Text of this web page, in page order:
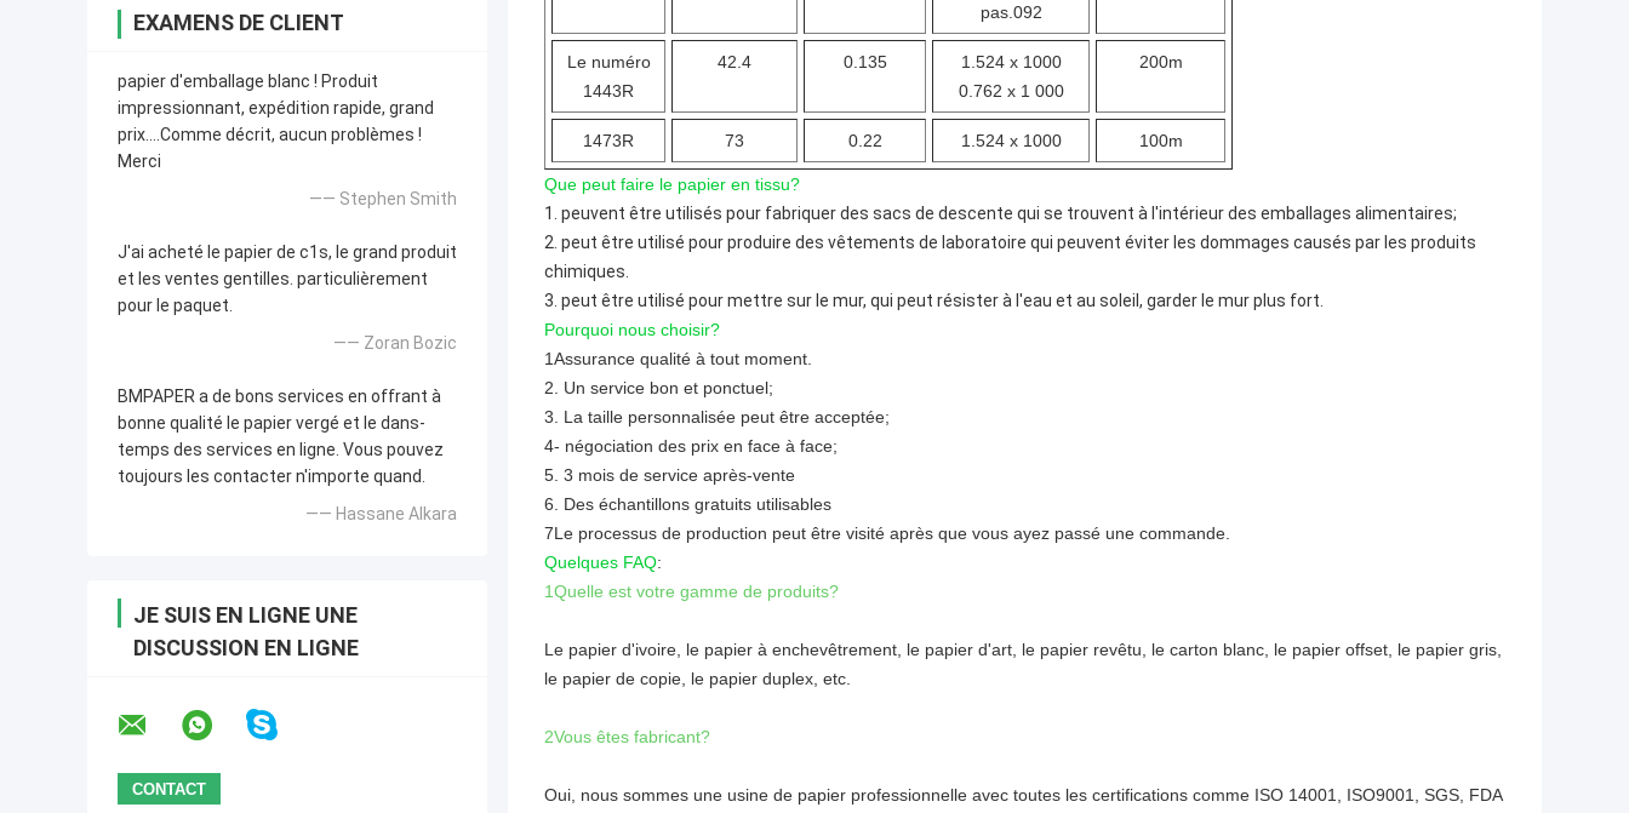
EXAMENS DE CLIENT
papier d'emballage blanc ! Produit
impressionnant, expédition rapide, grand
prix….Comme décrit, aucun problèmes !
Merci
—— Stephen Smith
J'ai acheté le papier de c1s, le grand produit
et les ventes gentilles. particulièrement
pour le paquet.
—— Zoran Bozic
BMPAPER a de bons services en offrant à
bonne qualité le papier vergé et le dans-
temps des services en ligne. Vous pouvez
toujours les contacter n'importe quand.
—— Hassane Alkara
JE SUIS EN LIGNE UNE
DISCUSSION EN LIGNE
pas.092
Le numéro
1443R
42.4 0.135
1.524 x 1000
0.762 x 1 000
200m
1473R 73 0.22 1.524 x 1000 100m
Que peut faire le papier en tissu?
1. peuvent être utilisés pour fabriquer des sacs de descente qui se trouvent à l'intérieur des emballages alimentaires;
2. peut être utilisé pour produire des vêtements de laboratoire qui peuvent éviter les dommages causés par les produits
chimiques.
3. peut être utilisé pour mettre sur le mur, qui peut résister à l'eau et au soleil, garder le mur plus fort.
Pourquoi nous choisir?
1Assurance qualité à tout moment.
2. Un service bon et ponctuel;
3. La taille personnalisée peut être acceptée;
4- négociation des prix en face à face;
5. 3 mois de service après-vente
6. Des échantillons gratuits utilisables
7Le processus de production peut être visité après que vous ayez passé une commande.
Quelques FAQ:
1Quelle est votre gamme de produits?
Le papier d'ivoire, le papier à enchevêtrement, le papier d'art, le papier revêtu, le carton blanc, le papier offset, le papier gris,
le papier de copie, le papier duplex, etc.
2Vous êtes fabricant?
Oui, nous sommes une usine de papier professionnelle avec toutes les certifications comme ISO 14001, ISO9001, SGS, FDA